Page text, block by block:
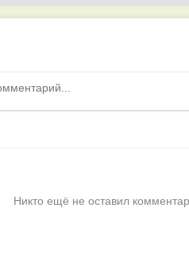
Никто ещё не оставил